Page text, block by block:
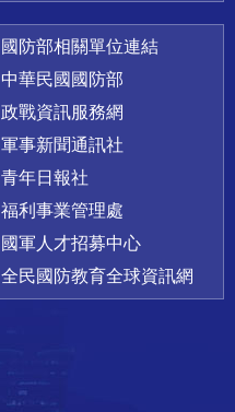
國防部相關單位連結
中華民國國防部
政戰資訊服務網
軍事新聞通訊社
青年日報社
福利事業管理處
國軍人才招募中心
全民國防教育全球資訊網